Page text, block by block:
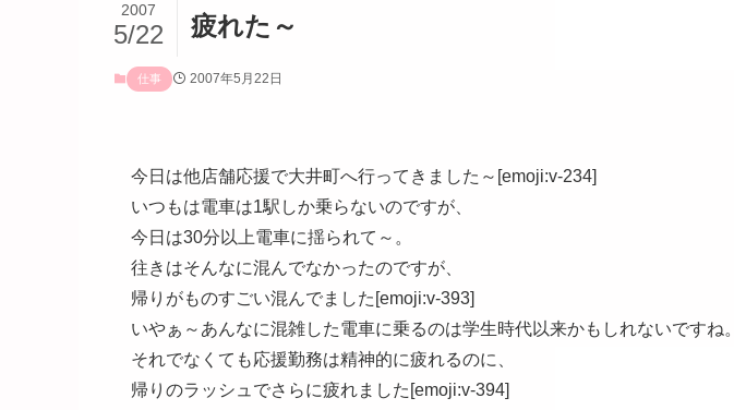
疲れた～
2007
5/22
仕事 2007年5月22日
今日は他店舗応援で大井町へ行ってきました～[emoji:v-234]
いつもは電車は1駅しか乗らないのですが、
今日は30分以上電車に揺られて～。
往きはそんなに混んでなかったのですが、
帰りがものすごい混んでました[emoji:v-393]
いやぁ～あんなに混雑した電車に乗るのは学生時代以来かもしれないですね。
それでなくても応援勤務は精神的に疲れるのに、
帰りのラッシュでさらに疲れました[emoji:v-394]